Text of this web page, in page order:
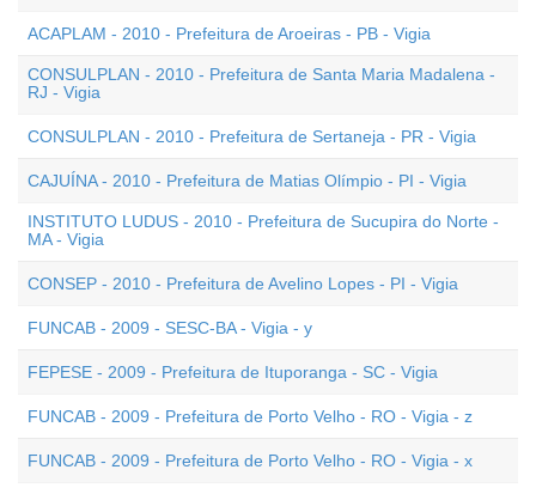
ACAPLAM - 2010 - Prefeitura de Aroeiras - PB - Vigia
CONSULPLAN - 2010 - Prefeitura de Santa Maria Madalena -
RJ - Vigia
CONSULPLAN - 2010 - Prefeitura de Sertaneja - PR - Vigia
CAJUÍNA - 2010 - Prefeitura de Matias Olímpio - PI - Vigia
INSTITUTO LUDUS - 2010 - Prefeitura de Sucupira do Norte -
MA - Vigia
CONSEP - 2010 - Prefeitura de Avelino Lopes - PI - Vigia
FUNCAB - 2009 - SESC-BA - Vigia - y
FEPESE - 2009 - Prefeitura de Ituporanga - SC - Vigia
FUNCAB - 2009 - Prefeitura de Porto Velho - RO - Vigia - z
FUNCAB - 2009 - Prefeitura de Porto Velho - RO - Vigia - x